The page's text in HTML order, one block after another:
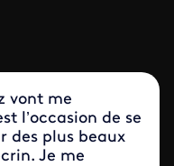
vont me
l’occasion de se
des plus beaux
Je me